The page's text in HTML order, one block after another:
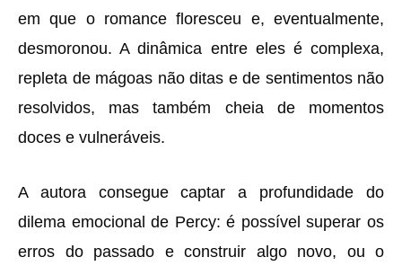
em que o romance floresceu e, eventualmente,
desmoronou. A dinâmica entre eles é complexa,
repleta de mágoas não ditas e de sentimentos não
resolvidos, mas também cheia de momentos
doces e vulneráveis.
A autora consegue captar a profundidade do
dilema emocional de Percy: é possível superar os
erros do passado e construir algo novo, ou o